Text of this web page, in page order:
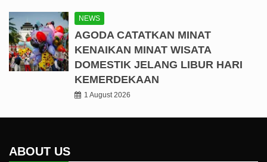
NEWS
AGODA CATATKAN MINAT
KENAIKAN MINAT WISATA
DOMESTIK JELANG LIBUR HARI
KEMERDEKAAN
1 August 2026
ABOUT US